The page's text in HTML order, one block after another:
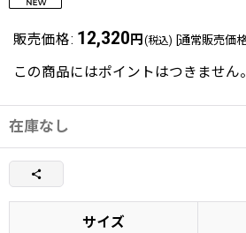
販売価格: 12,320 円 (税込) 通常販売価
この商品にはポイントはつきません。
在庫なし
サイズ